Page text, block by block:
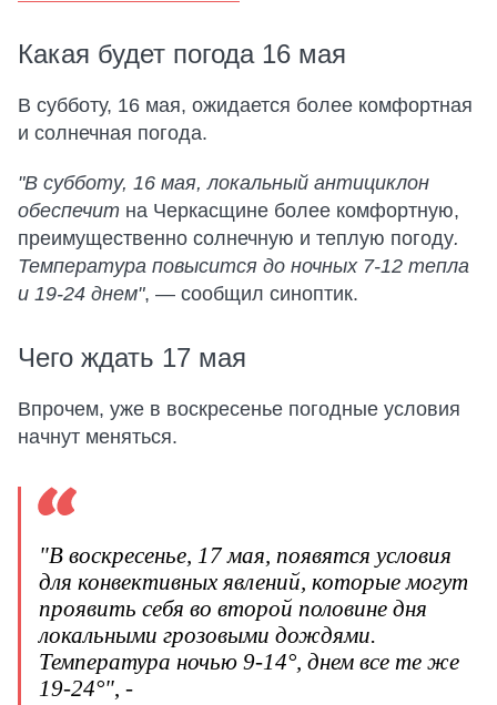
Какая будет погода 16 мая
В субботу, 16 мая, ожидается более комфортная
и солнечная погода.
"В субботу, 16 мая, локальный антициклон
обеспечит на Черкасщине более комфортную,
преимущественно солнечную и теплую погоду.
Температура повысится до ночных 7-12 тепла
и 19-24 днем", — сообщил синоптик.
Чего ждать 17 мая
Впрочем, уже в воскресенье погодные условия
начнут меняться.
"В воскресенье, 17 мая, появятся условия
для конвективных явлений, которые могут
проявить себя во второй половине дня
локальными грозовыми дождями.
Температура ночью 9-14°, днем все те же
19-24°", -